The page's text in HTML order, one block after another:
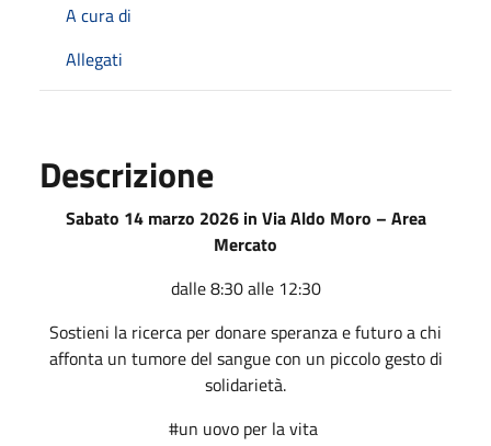
A cura di
Allegati
Descrizione
Sabato 14 marzo 2026 in Via Aldo Moro – Area
Mercato
dalle 8:30 alle 12:30
Sostieni la ricerca per donare speranza e futuro a chi
affonta un tumore del sangue con un piccolo gesto di
solidarietà.
#un uovo per la vita